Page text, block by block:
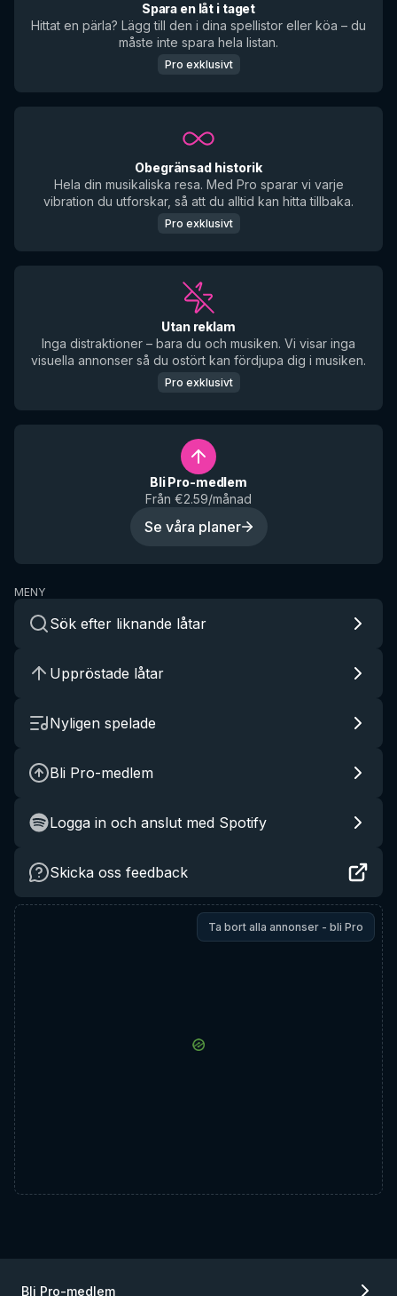
Spara en låt i taget
Hittat en pärla? Lägg till den i dina spellistor eller köa – du
måste inte spara hela listan.
Pro exklusivt
Obegränsad historik
Hela din musikaliska resa. Med Pro sparar vi varje
vibration du utforskar, så att du alltid kan hitta tillbaka.
Pro exklusivt
Utan reklam
Inga distraktioner – bara du och musiken. Vi visar inga
visuella annonser så du ostört kan fördjupa dig i musiken.
Pro exklusivt
Bli Pro-medlem
Från €2.59/månad
Se våra planer
MENY
Sök efter liknande låtar
Uppröstade låtar
Nyligen spelade
Bli Pro-medlem
Logga in och anslut med Spotify
Skicka oss feedback
Ta bort alla annonser - bli Pro
Bli Pro-medlem